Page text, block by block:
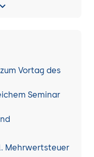
Vortag des
Seminar
Mehrwertsteuer